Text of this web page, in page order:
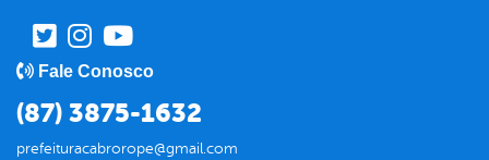
Fale Conosco
(87) 3875-1632
prefeituracabrorope@gmail.com